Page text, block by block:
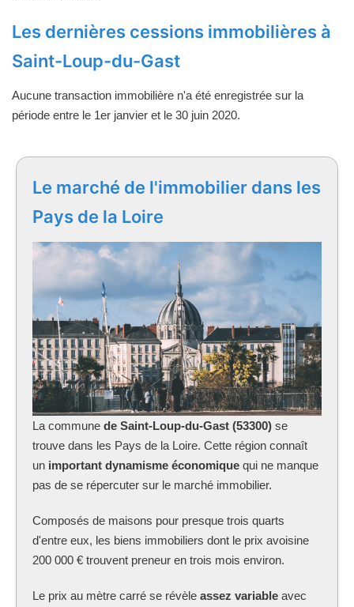
Les dernières cessions immobilières à
Saint-Loup-du-Gast
Aucune transaction immobilière n'a été enregistrée sur la
période entre le 1er janvier et le 30 juin 2020.
Le marché de l'immobilier dans les
Pays de la Loire
La commune de Saint-Loup-du-Gast (53300) se
trouve dans les Pays de la Loire. Cette région connaît
un important dynamisme économique qui ne manque
pas de se répercuter sur le marché immobilier.
Composés de maisons pour presque trois quarts
d'entre eux, les biens immobiliers dont le prix avoisine
200 000 € trouvent preneur en trois mois environ.
Le prix au mètre carré se révèle assez variable avec